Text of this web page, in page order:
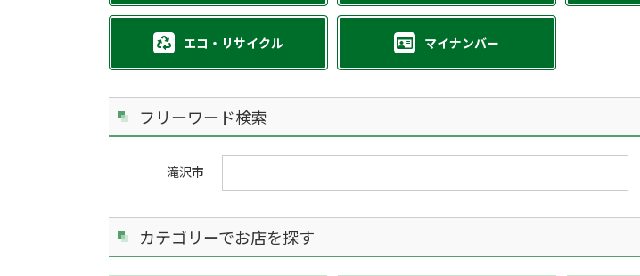
エコ・リサイクル マイナンバー
フリーワード検索
滝沢市
カテゴリーでお店を探す